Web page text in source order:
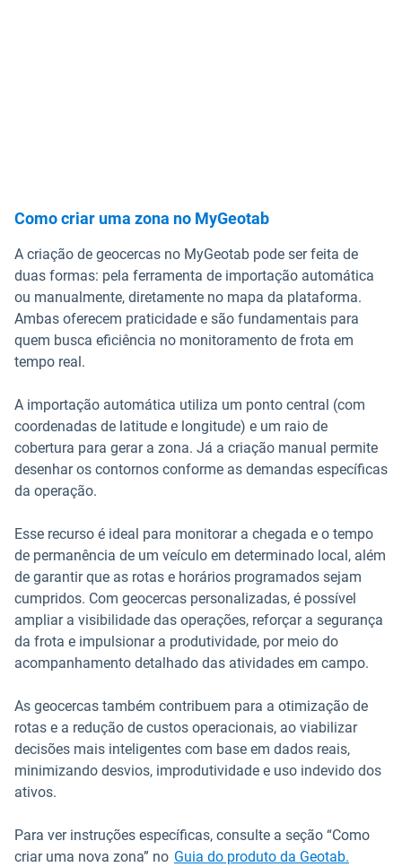
Como criar uma zona no MyGeotab
A criação de geocercas no MyGeotab pode ser feita de
duas formas: pela ferramenta de importação automática
ou manualmente, diretamente no mapa da plataforma.
Ambas oferecem praticidade e são fundamentais para
quem busca eficiência no monitoramento de frota em
tempo real.
A importação automática utiliza um ponto central (com
coordenadas de latitude e longitude) e um raio de
cobertura para gerar a zona. Já a criação manual permite
desenhar os contornos conforme as demandas específicas
da operação.
Esse recurso é ideal para monitorar a chegada e o tempo
de permanência de um veículo em determinado local, além
de garantir que as rotas e horários programados sejam
cumpridos. Com geocercas personalizadas, é possível
ampliar a visibilidade das operações, reforçar a segurança
da frota e impulsionar a produtividade, por meio do
acompanhamento detalhado das atividades em campo.
As geocercas também contribuem para a otimização de
rotas e a redução de custos operacionais, ao viabilizar
decisões mais inteligentes com base em dados reais,
minimizando desvios, improdutividade e uso indevido dos
ativos.
Para ver instruções específicas, consulte a seção “Como
criar uma nova zona” no Guia do produto da Geotab.